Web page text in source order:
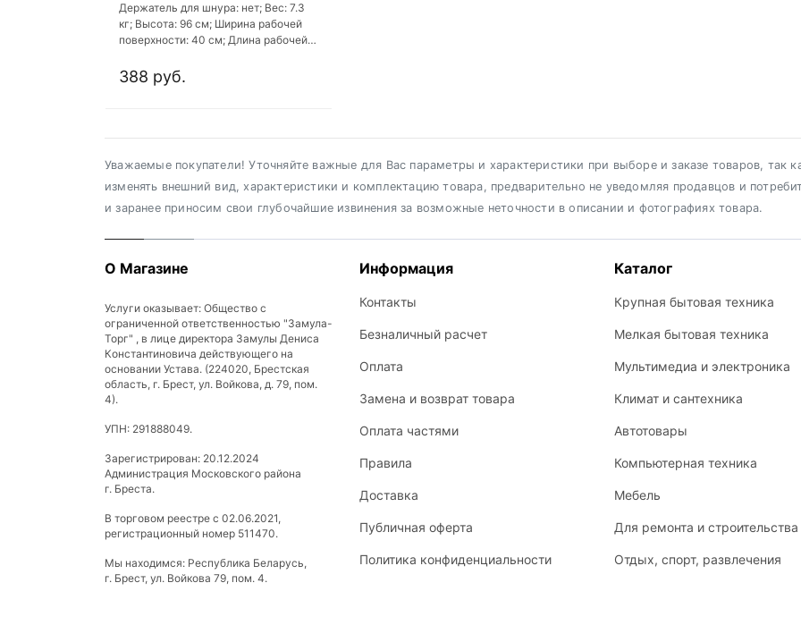
Держатель для шнура: нет; Вес: 7.3
кг; Высота: 96 см; Ширина рабочей
поверхности: 40 см; Длина рабочей
388 руб.
Уважаемые покупатели! Уточняйте важные для Вас параметры и характеристики при выборе и заказе товаров, так
изменять внешний вид, характеристики и комплектацию товара, предварительно не уведомляя продавцов и
и заранее приносим свои глубочайшие извинения за возможные неточности в описании и фотографиях товара.
О Магазине
Услуги оказывает: Общество с
ограниченной ответственностью "Замула-
Торг" , в лице директора Замулы Дениса
Константиновича действующего на
основании Устава. (224020, Брестская
область, г. Брест, ул. Войкова, д. 79, пом.
4).
УПН: 291888049.
Зарегистрирован: 20.12.2024
Администрация Московского района
г. Бреста.
В торговом реестре с 02.06.2021,
регистрационный номер 511470.
Мы находимся: Республика Беларусь,
г. Брест, ул. Войкова 79, пом. 4.
Информация
Контакты
Безналичный расчет
Оплата
Замена и возврат товара
Оплата частями
Правила
Доставка
Публичная оферта
Политика конфиденциальности
Каталог
Крупная бытовая техника
Мелкая бытовая техника
Мультимедиа и электроника
Климат и сантехника
Автотовары
Компьютерная техника
Мебель
Для ремонта и строительства
Отдых, спорт, развлечения